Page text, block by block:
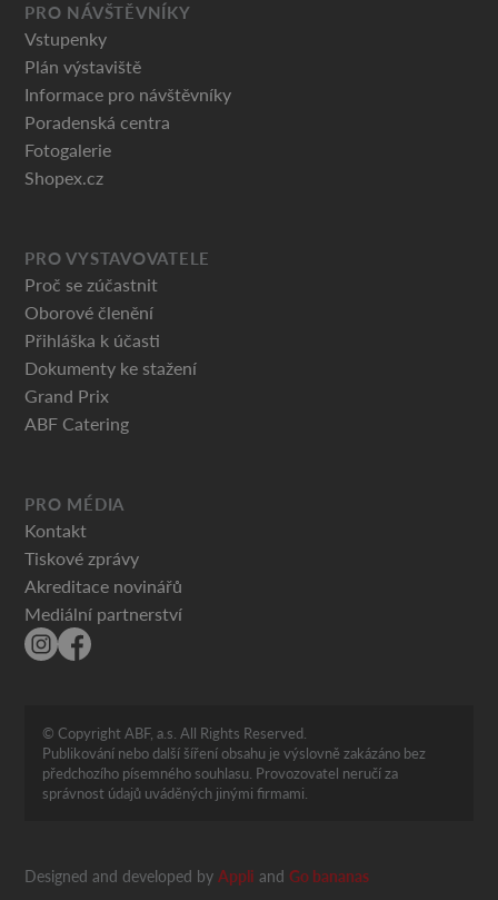
PRO NÁVŠTĚVNÍKY
Vstupenky
Plán výstaviště
Informace pro návštěvníky
Poradenská centra
Fotogalerie
Shopex.cz
PRO VYSTAVOVATELE
Proč se zúčastnit
Oborové členění
Přihláška k účasti
Dokumenty ke stažení
Grand Prix
ABF Catering
PRO MÉDIA
Kontakt
Tiskové zprávy
Akreditace novinářů
Mediální partnerství
© Copyright ABF, a.s. All Rights Reserved.
Publikování nebo další šíření obsahu je výslovně zakázáno bez
předchozího písemného souhlasu. Provozovatel neručí za
správnost údajů uváděných jinými firmami.
Designed and developed byAppli andGo bananas